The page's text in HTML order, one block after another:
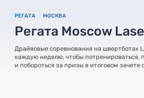
РЕГАТА МОСКВА
Регата Moscow
Драйвовые соревнования на швертботах
каждую неделю, чтобы потренироваться,
и побороться за призы в итоговом зачете